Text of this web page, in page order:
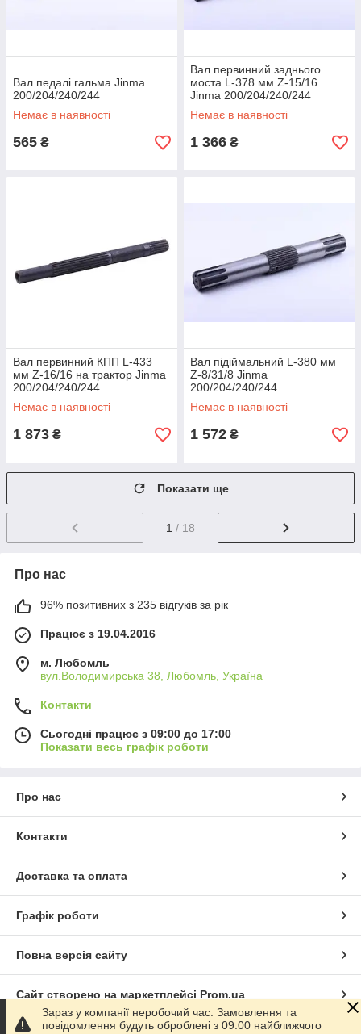
Вал педалі гальма Jinma
200/204/240/244
Немає в наявності
565 ₴
Вал первинний заднього
моста L-378 мм Z-15/16
Jinma 200/204/240/244
Немає в наявності
1 366 ₴
Вал первинний КПП L-433
мм Z-16/16 на трактор Jinma
200/204/240/244
Немає в наявності
1 873 ₴
Вал підіймальний L-380 мм
Z-8/31/8 Jinma
200/204/240/244
Немає в наявності
1 572 ₴
Показати ще
1 / 18
Про нас
96% позитивних з 235 відгуків за рік
Працює з 19.04.2016
м. Любомль
вул.Володимирська 38, Любомль, Україна
Контакти
Сьогодні працює з 09:00 до 17:00
Показати весь графік роботи
Про нас
Контакти
Доставка та оплата
Графік роботи
Повна версія сайту
Сайт створено на маркетплейсі Prom.ua
Зараз у компанії неробочий час. Замовлення та
повідомлення будуть оброблені з 09:00 найближчого